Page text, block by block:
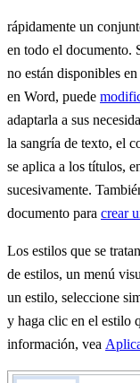
rápidamente un
en todo el documento.
no están disponibles
en Word, puede
adaptarla a sus
la sangría de texto, el
se aplica a los títulos,
sucesivamente.
documento para crear
Los estilos que se
de estilos, un menú
un estilo, seleccione
y haga clic en el estilo
información, vea